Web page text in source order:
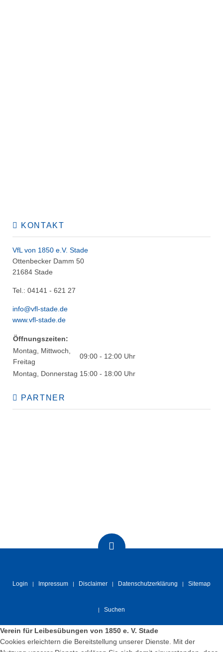
KONTAKT
VfL von 1850 e.V. Stade
Ottenbecker Damm 50
21684 Stade
Tel.: 04141 - 621 27
info@vfl-stade.de
www.vfl-stade.de
Öffnungszeiten:
Montag, Mittwoch,
Freitag
09:00 - 12:00 Uhr
Montag, Donnerstag 15:00 - 18:00 Uhr
PARTNER
Login Impressum Disclaimer Datenschutzerklärung Sitemap
Suchen
Verein für Leibesübungen von 1850 e. V. Stade
Cookies erleichtern die Bereitstellung unserer Dienste. Mit der